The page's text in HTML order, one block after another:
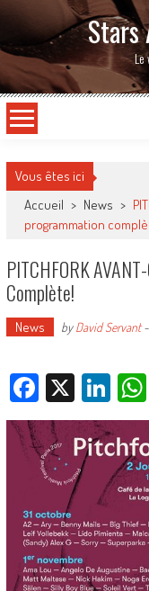
Stars
Vous êtes ici
Accueil > News >
programmation
PITCHFORK
Complète!
News byDavid Servant-
Facebook
X